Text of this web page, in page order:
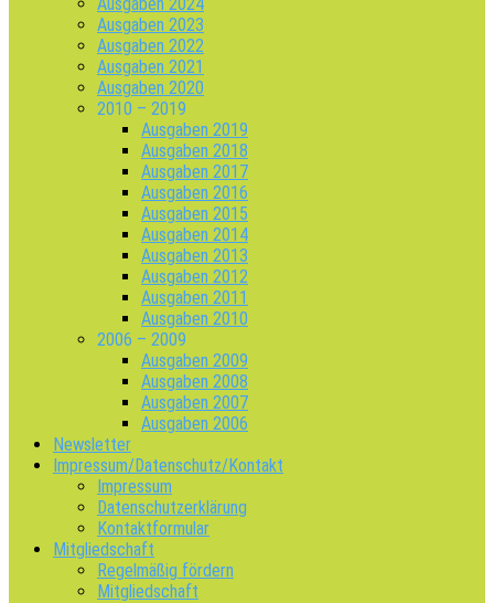
Ausgaben 2023
Ausgaben 2022
Ausgaben 2021
Ausgaben 2020
2010 – 2019
Ausgaben 2019
Ausgaben 2018
Ausgaben 2017
Ausgaben 2016
Ausgaben 2015
Ausgaben 2014
Ausgaben 2013
Ausgaben 2012
Ausgaben 2011
Ausgaben 2010
2006 – 2009
Ausgaben 2009
Ausgaben 2008
Ausgaben 2007
Ausgaben 2006
Newsletter
Impressum/Datenschutz/Kontakt
Impressum
Datenschutzerklärung
Kontaktformular
Mitgliedschaft
Regelmäßig fördern
Mitgliedschaft